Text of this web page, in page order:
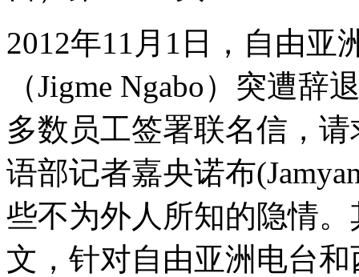
2012年11月1日，自由亚
（Jigme Ngabo）突遭
多数员工签署联名信，
语部记者嘉央诺布
些不为外人所知的隐情
文，针对自由亚洲电台